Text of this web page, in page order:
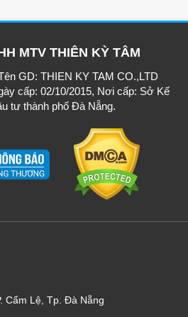
MTV THIÊN KỲ TÂM
GD: THIEN KY TAM CO.,LTD
cấp: 02/10/2015, Nơi cấp: Sở Kế
tư thành phố Đà Nẵng.
Cẩm Lệ, Tp. Đà Nẵng